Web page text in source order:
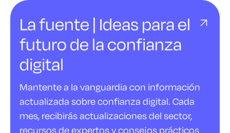
La fuente | Ideas para el
futuro de la confianza
digital
Mantente a la vanguardia con información
actualizada sobre confianza digital. Cada
mes, recibirás actualizaciones del sector,
recursos de expertos y consejos prácticos